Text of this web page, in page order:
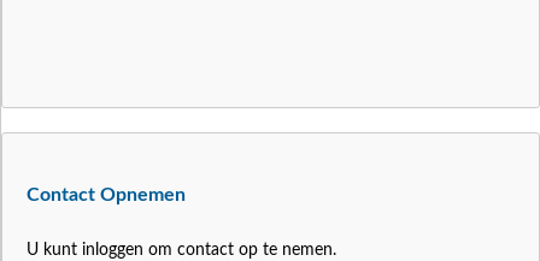
Contact Opnemen
U kunt inloggen om contact op te nemen.